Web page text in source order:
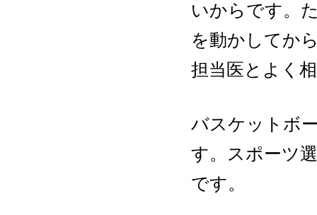
いからです。
を動かしてか
担当医とよく
バスケットボ
す。スポーツ
です。